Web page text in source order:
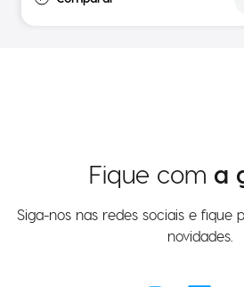
Fique com a
Siga-nos nas redes sociais e fique
novidades.